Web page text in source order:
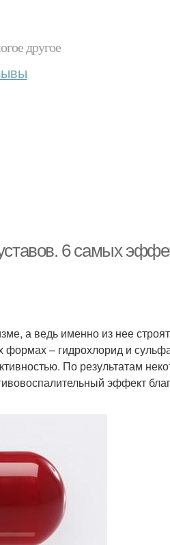
другое
6 самых
а ведь именно из нее
формах – гидрохлорид и
По результатам
эффект